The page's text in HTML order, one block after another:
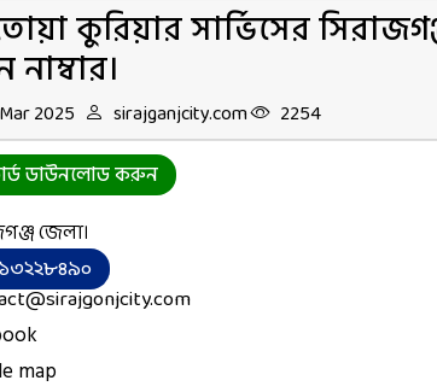
কুরিয়ার সার্ভিসের
2025 sirajganjcity.com 2254
ডাউনলোড করুন
জেলা।
map